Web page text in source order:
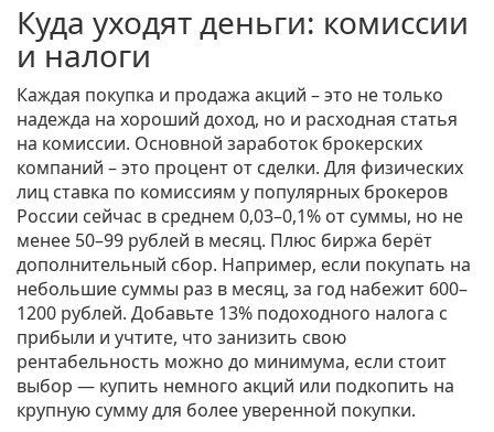
Куда уходят деньги: комиссии
и налоги
Каждая покупка и продажа акций – это не только
надежда на хороший доход, но и расходная статья
на комиссии. Основной заработок брокерских
компаний – это процент от сделки. Для физических
лиц ставка по комиссиям у популярных брокеров
России сейчас в среднем 0,03–0,1% от суммы, но не
менее 50–99 рублей в месяц. Плюс биржа берёт
дополнительный сбор. Например, если покупать на
небольшие суммы раз в месяц, за год набежит 600–
1200 рублей. Добавьте 13% подоходного налога с
прибыли и учтите, что занизить свою
рентабельность можно до минимума, если стоит
выбор — купить немного акций или подкопить на
крупную сумму для более уверенной покупки.